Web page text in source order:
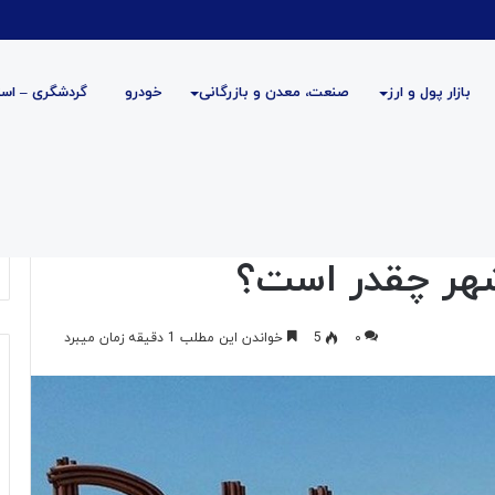
بازار پول و ارز صنعت، معدن و بازرگانی خودرو گردشگری –
چقدر است؟
۰ 5 خواندن این مطلب 1 دقیقه زمان میبرد